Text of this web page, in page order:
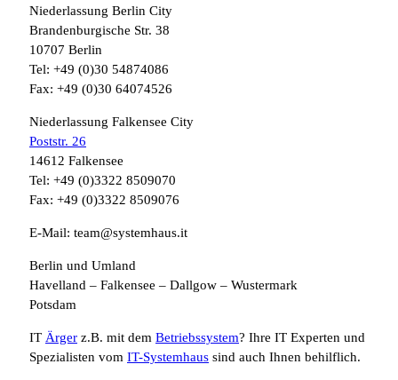
Niederlassung Berlin City
Brandenburgische Str. 38
10707 Berlin
Tel: +49 (0)30 54874086
Fax: +49 (0)30 64074526
Niederlassung Falkensee City
Poststr. 26
14612 Falkensee
Tel: +49 (0)3322 8509070
Fax: +49 (0)3322 8509076
E-Mail: team@systemhaus.it
Berlin und Umland
Havelland – Falkensee – Dallgow – Wustermark
Potsdam
IT Ärger z.B. mit dem Betriebssystem? Ihre IT Experten und
Spezialisten vom IT-Systemhaus sind auch Ihnen behilflich.